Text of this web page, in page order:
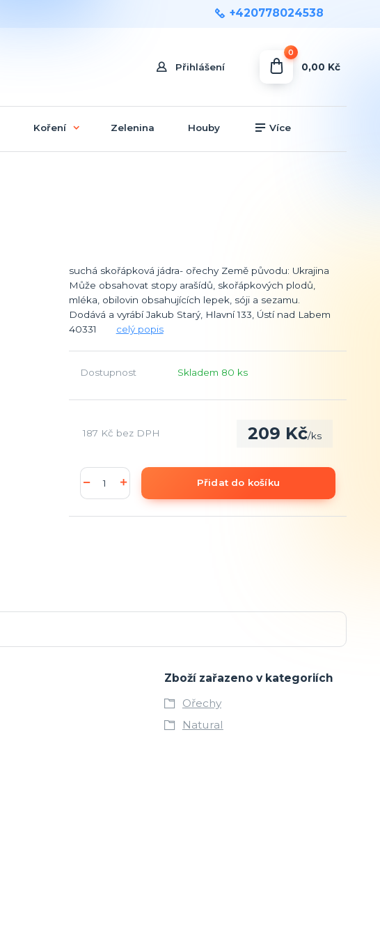
Přihlášení
+420778024538
0
0,00 Kč
Koření Zelenina Houby Více
suchá skořápková jádra- ořechy Země původu: Ukrajina
Může obsahovat stopy arašídů, skořápkových plodů,
mléka, obilovin obsahujících lepek, sóji a sezamu.
Dodává a vyrábí Jakub Starý, Hlavní 133, Ústí nad Labem
40331 celý popis
Dostupnost Skladem 80 ks
209 Kč/ks
187 Kč bez DPH
Přidat do košíku
Zboží zařazeno v kategoriích
Ořechy
Natural